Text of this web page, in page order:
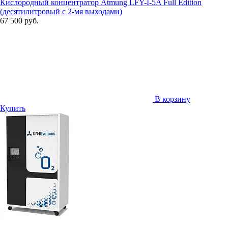
Кислородный концентратор Atmung LFY-I-5A Full Edition
(десятилитровый с 2-мя выходами)
67 500 руб.
В корзину
Купить